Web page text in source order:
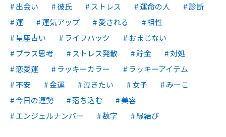
出会い
彼氏 ストレス 運命の人
診断
運
運気アップ 愛される
相性
星座占い
ライフハック
おまじない
プラス思考
ストレス発散 貯金
対処
恋愛運
ラッキーカラー
ラッキーアイテム
不安
金運 泣きたい 女子
みーこ
今日の運勢
落ち込む
美容
エンジェルナンバー
数字 縁結び